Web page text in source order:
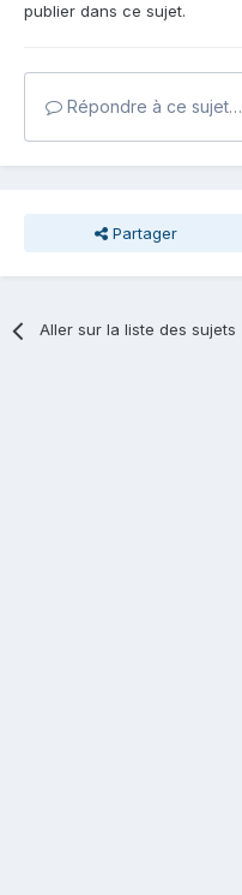
publier dans ce sujet.
Répondre à ce sujet…
Partager
Aller sur la liste des sujets